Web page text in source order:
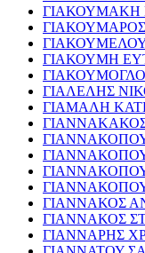
ΓΙΑΚΟΥΜΑΚΗ
ΓΙΑΚΟΥΜΗ
ΓΙΑΛΕΛΗΣ
ΓΙΑΜΑΛΗ
ΓΙΑΝΝΑΚΟΣ
ΓΙΑΝΝΑΚΟΣ
ΓΙΑΝΝΑΡΗΣ